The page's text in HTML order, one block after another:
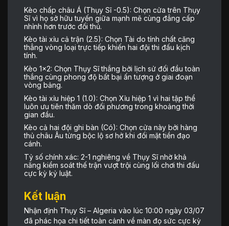
Kèo chấp châu Á (Thụy Sĩ -0.5): Chọn cửa trên Thụy
Sĩ vì họ sở hữu tuyến giữa mạnh mẽ cùng đẳng cấp
nhỉnh hơn trước đối thủ.
Kèo tài xỉu cả trận (2.5): Chọn Tài do tính chất căng
thẳng vòng loại trực tiếp khiến hai đội thi đấu kịch
tính.
Kèo 1×2: Chọn Thụy Sĩ thắng bởi lịch sử đối đầu toàn
thắng cùng phong độ bất bại ấn tượng ở giai đoạn
vòng bảng.
Kèo tài xỉu hiệp 1 (1.0): Chọn Xỉu hiệp 1 vì hai tập thể
luôn ưu tiên thăm dò đối phương trong khoảng thời
gian đầu.
Kèo cả hai đội ghi bàn (Có): Chọn cửa này bởi hàng
thủ châu Âu từng bộc lộ sơ hở khi đối mặt tiền đạo
cánh.
Tỷ số chính xác: 2-1 nghiêng về Thụy Sĩ nhờ khả
năng kiểm soát thế trận vượt trội cùng lối chơi thi đấu
cực kỳ kỷ luật.
Kết luận
Nhận định Thụy Sĩ – Algeria vào lúc 10:00 ngày 03/07
đã phác họa chi tiết toàn cảnh về màn đọ sức cực kỳ